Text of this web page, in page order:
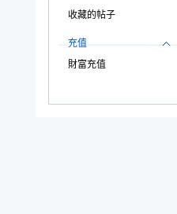
收藏的帖子
充值
財富充值